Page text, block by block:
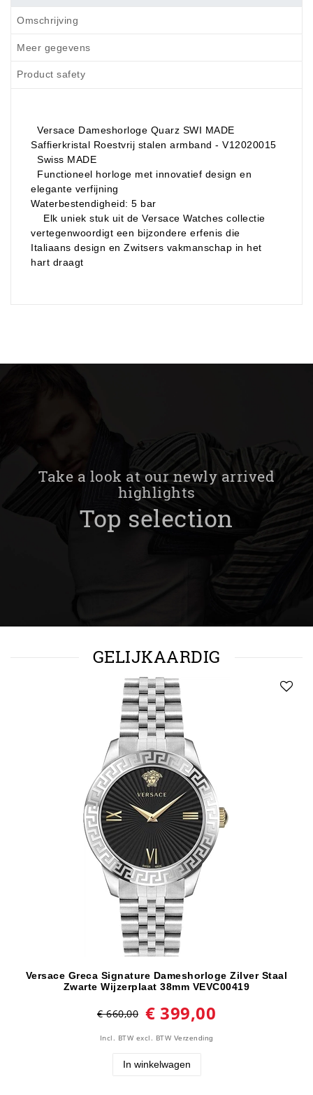
Omschrijving
Meer gegevens
Product safety
Versace Dameshorloge Quarz SWI MADE
Saffierkristal Roestvrij stalen armband - V12020015
Swiss MADE
Functioneel horloge met innovatief design en
elegante verfijning
Waterbestendigheid: 5 bar
Elk uniek stuk uit de Versace Watches collectie
vertegenwoordigt een bijzondere erfenis die
Italiaans design en Zwitsers vakmanschap in het
hart draagt
Take a look at our newly arrived
highlights
Top selection
GELIJKAARDIG
Versace Greca Signature Dameshorloge Zilver Staal
Zwarte Wijzerplaat 38mm VEVC00419
€ 660,00 € 399,00
Incl. BTW excl. BTW Verzending
In winkelwagen